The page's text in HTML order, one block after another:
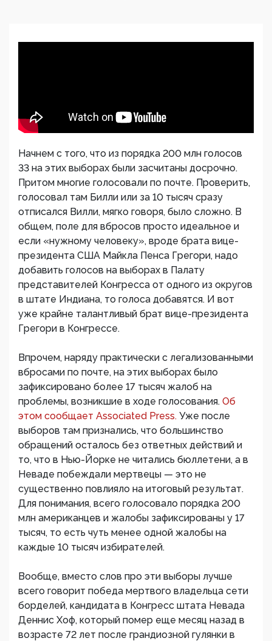
Начнем с того, что из порядка 200 млн голосов
33 на этих выборах были засчитаны досрочно.
Притом многие голосовали по почте. Проверить,
голосовал там Билли или за 10 тысяч сразу
отписался Вилли, мягко говоря, было сложно. В
общем, поле для вбросов просто идеальное и
если «нужному человеку», вроде брата вице-
президента США Майкла Пенса Грегори, надо
добавить голосов на выборах в Палату
представителей Конгресса от одного из округов
в штате Индиана, то голоса добавятся. И вот
уже крайне талантливый брат вице-президента
Грегори в Конгрессе.
Впрочем, наряду практически с легализованными
вбросами по почте, на этих выборах было
зафиксировано более 17 тысяч жалоб на
проблемы, возникшие в ходе голосования. Об
этом сообщает Associated Press. Уже после
выборов там признались, что большинство
обращений осталось без ответных действий и
то, что в Нью-Йорке не читались бюллетени, а в
Неваде побеждали мертвецы — это не
существенно повлияло на итоговый результат.
Для понимания, всего голосовало порядка 200
млн американцев и жалобы зафиксированы у 17
тысяч, то есть чуть менее одной жалобы на
каждые 10 тысяч избирателей.
Вообще, вместо слов про эти выборы лучше
всего говорит победа мертвого владельца сети
борделей, кандидата в Конгресс штата Невада
Деннис Хоф, который помер еще месяц назад в
возрасте 72 лет после грандиозной гулянки в